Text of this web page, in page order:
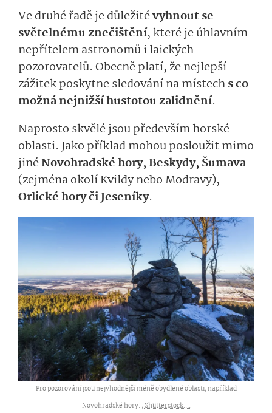
Ve druhé řadě je důležitévyhnout se
světelnému znečištění, které je úhlavním
nepřítelem astronomů i laických
pozorovatelů. Obecně platí, že nejlepší
zážitek poskytne sledování na místechs co
možná nejnižší hustotou zalidnění.
Naprosto skvělé jsou především horské
oblasti. Jako příklad mohou posloužit mimo
jinéNovohradské hory, Beskydy, Šumava
(zejména okolí Kvildy nebo Modravy),
Orlické hory či Jeseníky.
Pro pozorování jsou nejvhodnější méně obydlené oblasti, například
Novohradské hory. ,Shutterstock....